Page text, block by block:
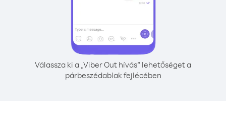
Válassza ki a „Viber Out hívás” lehetőséget a
párbeszédablak fejlécében